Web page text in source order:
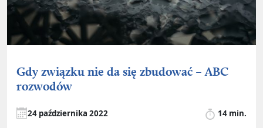
Gdy związku nie da się zbudować – ABC
rozwodów
24 października 2022 14 min.